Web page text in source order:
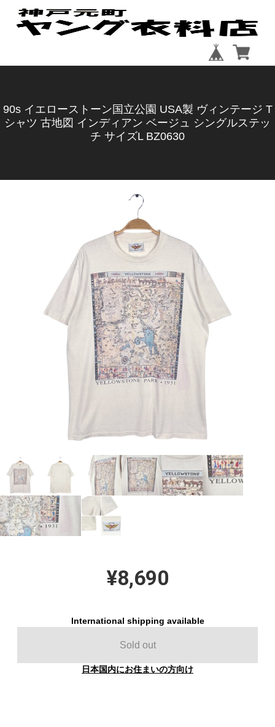
90s イエローストーン国立公園 USA製 ヴィンテージ T
シャツ 古地図 インディアン ベージュ シングルステッ
チ サイズL BZ0630
¥8,690
International shipping available
Sold out
日本国内にお住まいの方向け